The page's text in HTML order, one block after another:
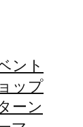
ント
ップ
ーン